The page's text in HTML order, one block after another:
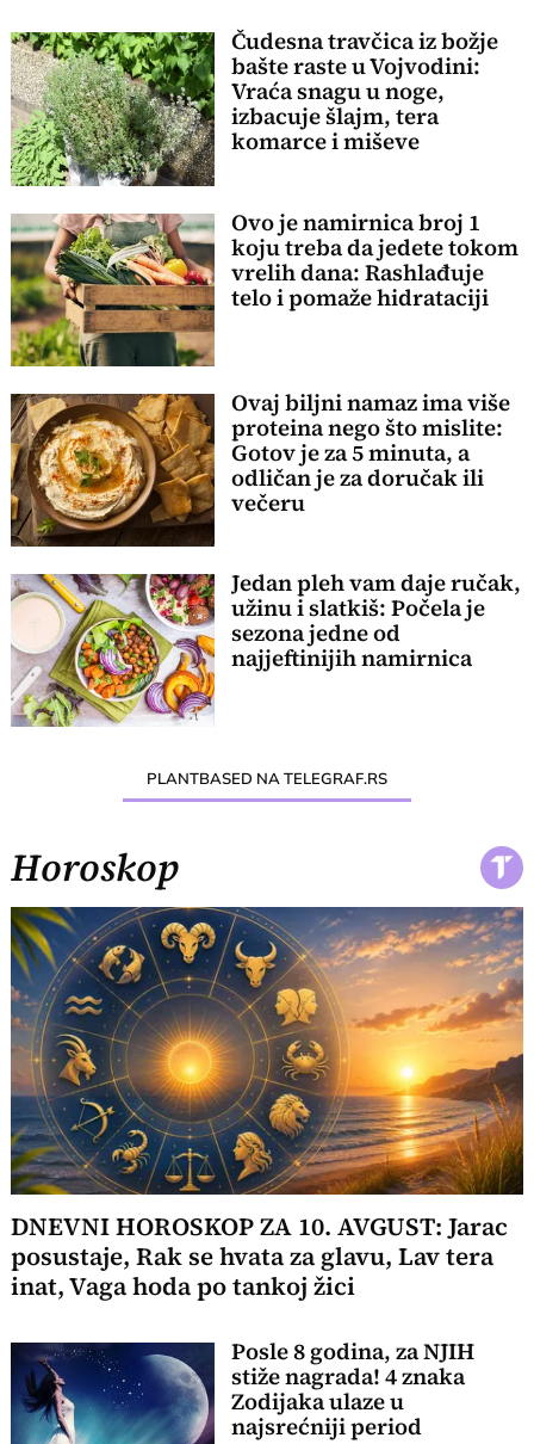
Čudesna travčica iz božje
bašte raste u Vojvodini:
Vraća snagu u noge,
izbacuje šlajm, tera
komarce i miševe
Ovo je namirnica broj 1
koju treba da jedete tokom
vrelih dana: Rashlađuje
telo i pomaže hidrataciji
Ovaj biljni namaz ima više
proteina nego što mislite:
Gotov je za 5 minuta, a
odličan je za doručak ili
večeru
Jedan pleh vam daje ručak,
užinu i slatkiš: Počela je
sezona jedne od
najjeftinijih namirnica
PLANTBASED NA TELEGRAF.RS
Horoskop
DNEVNI HOROSKOP ZA 10. AVGUST: Jarac
posustaje, Rak se hvata za glavu, Lav tera
inat, Vaga hoda po tankoj žici
Posle 8 godina, za NJIH
stiže nagrada! 4 znaka
Zodijaka ulaze u
najsrećniji period